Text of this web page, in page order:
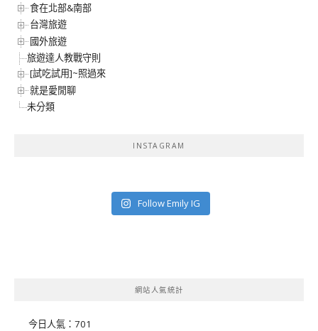
食在北部&南部
台灣旅遊
國外旅遊
旅遊達人教戰守則
[試吃試用]~照過來
就是愛閒聊
未分類
INSTAGRAM
Follow Emily IG
網站人氣統計
今日人氣： 701